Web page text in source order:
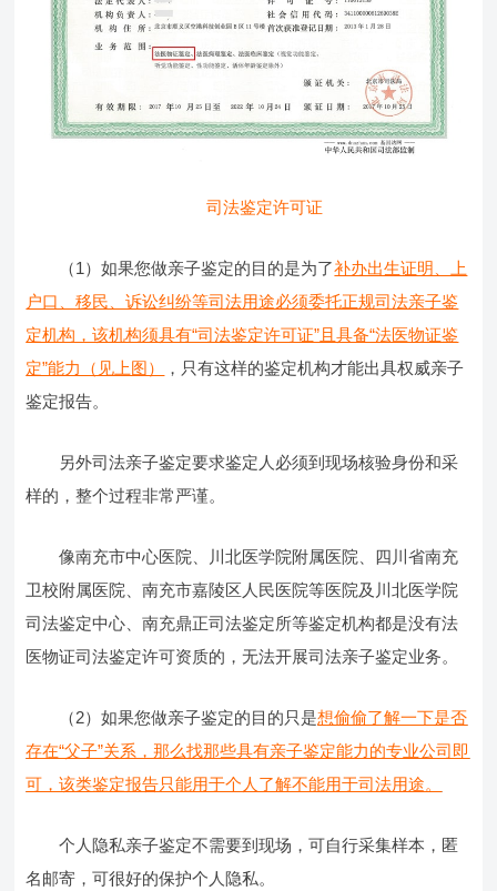
司法鉴定许可证
（1）如果您做亲子鉴定的目的是为了补办出生证明、上
户口、移民、诉讼纠纷等司法用途必须委托正规司法亲子鉴
定机构，该机构须具有“司法鉴定许可证”且具备“法医物证鉴
定”能力（见上图）
，只有这样的鉴定机构才能出具权威亲子
鉴定报告。
另外司法亲子鉴定要求鉴定人必须到现场核验身份和采
样的，整个过程非常严谨。
像南充市中心医院、川北医学院附属医院、四川省南充
卫校附属医院、南充市嘉陵区人民医院等医院及川北医学院
司法鉴定中心、南充鼎正司法鉴定所等鉴定机构都是没有法
医物证司法鉴定许可资质的，无法开展司法亲子鉴定业务。
（2）如果您做亲子鉴定的目的只是想偷偷了解一下是否
存在“父子”关系，那么找那些具有亲子鉴定能力的专业公司即
可，该类鉴定报告只能用于个人了解不能用于司法用途。
个人隐私亲子鉴定不需要到现场，可自行采集样本，匿
名邮寄，可很好的保护个人隐私。